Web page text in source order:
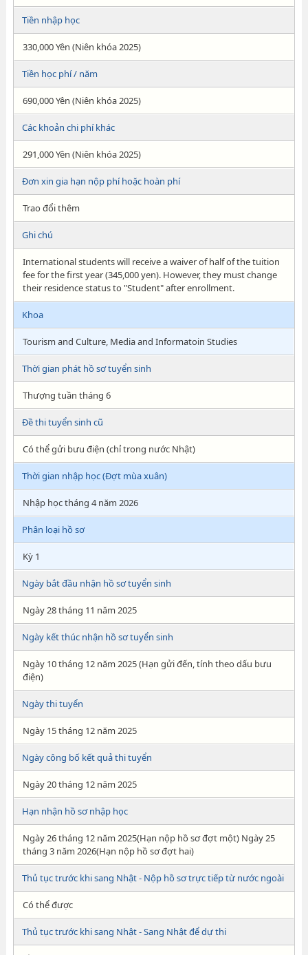
Tiền nhập học
330,000 Yên (Niên khóa 2025)
Tiền học phí / năm
690,000 Yên (Niên khóa 2025)
Các khoản chi phí khác
291,000 Yên (Niên khóa 2025)
Đơn xin gia hạn nộp phí hoặc hoàn phí
Trao đổi thêm
Ghi chú
International students will receive a waiver of half of the tuition
fee for the first year (345,000 yen). However, they must change
their residence status to "Student" after enrollment.
Khoa
Tourism and Culture, Media and Informatoin Studies
Thời gian phát hồ sơ tuyển sinh
Thượng tuần tháng 6
Đề thi tuyển sinh cũ
Có thể gửi bưu điện (chỉ trong nước Nhật)
Thời gian nhập học (Đợt mùa xuân)
Nhập học tháng 4 năm 2026
Phân loại hồ sơ
Kỳ 1
Ngày bắt đầu nhận hồ sơ tuyển sinh
Ngày 28 tháng 11 năm 2025
Ngày kết thúc nhận hồ sơ tuyển sinh
Ngày 10 tháng 12 năm 2025 (Hạn gửi đến, tính theo dấu bưu
điện)
Ngày thi tuyển
Ngày 15 tháng 12 năm 2025
Ngày công bố kết quả thi tuyển
Ngày 20 tháng 12 năm 2025
Hạn nhận hồ sơ nhập học
Ngày 26 tháng 12 năm 2025(Hạn nộp hồ sơ đợt một) Ngày 25
tháng 3 năm 2026(Hạn nộp hồ sơ đợt hai)
Thủ tục trước khi sang Nhật - Nộp hồ sơ trực tiếp từ nước ngoài
Có thể được
Thủ tục trước khi sang Nhật - Sang Nhật để dự thi